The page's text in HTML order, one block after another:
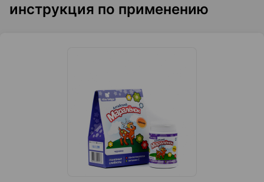
инструкция по применению